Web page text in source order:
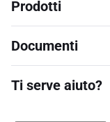
Prodotti
Documenti
Ti serve aiuto?